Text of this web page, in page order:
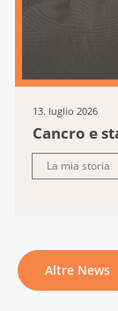
13. luglio 2026
Cancro e
La mia storia
Altre News